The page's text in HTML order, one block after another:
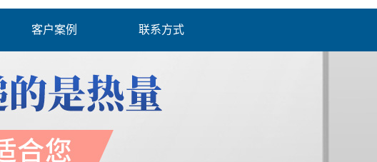
客户案例 联系方式